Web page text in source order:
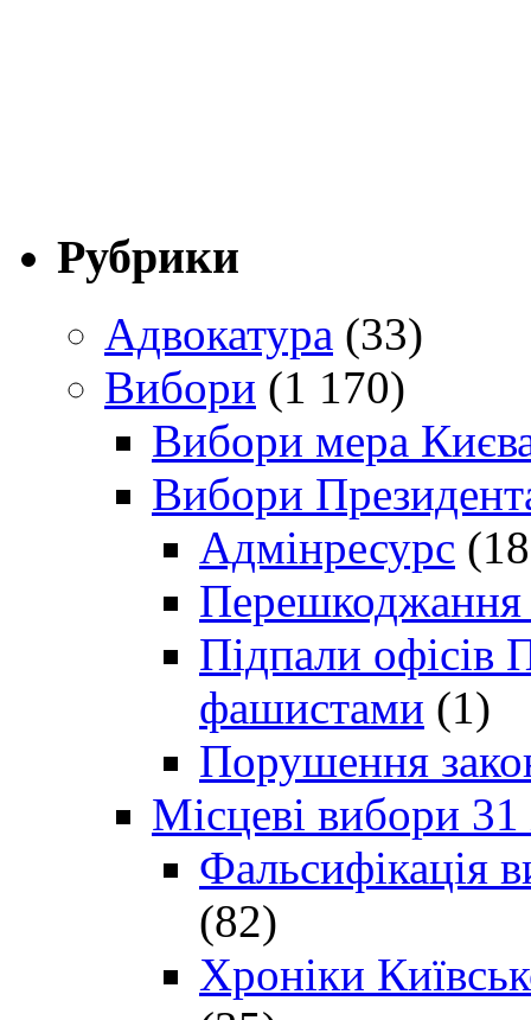
Рубрики
Адвокатура (33)
Вибори (1 170)
Вибори мера
Вибори
Адмінресурс
Перешкоджання
Підпали офісів
фашистами (1)
Порушення
Місцеві вибори
Фальсифікація
(82)
Хроніки